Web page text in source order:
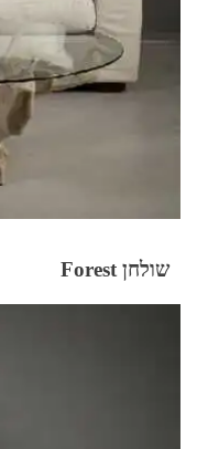
שולחן Forest